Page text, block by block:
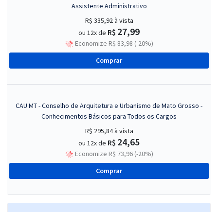
Assistente Administrativo
R$ 335,92à vista
ou 12x de R$ 27,99
Economize R$ 83,98 (-20%)
Comprar
CAU MT - Conselho de Arquitetura e Urbanismo de Mato Grosso -
Conhecimentos Básicos para Todos os Cargos
R$ 295,84à vista
ou 12x de R$ 24,65
Economize R$ 73,96 (-20%)
Comprar